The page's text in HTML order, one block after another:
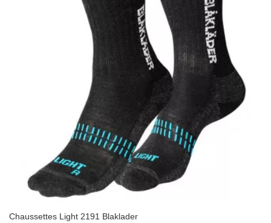
Chaussettes Light 2191 Blaklader